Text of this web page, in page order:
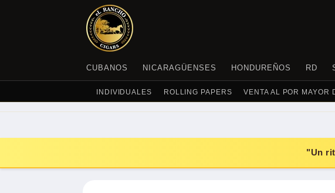
CUBANOS NICARAGÜENSES HONDUREÑOS RD
INDIVIDUALES ROLLING PAPERS VENTA AL POR MAYOR
"Un